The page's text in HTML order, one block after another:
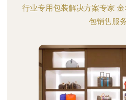
行业专用包装解决方案专家
包销售服